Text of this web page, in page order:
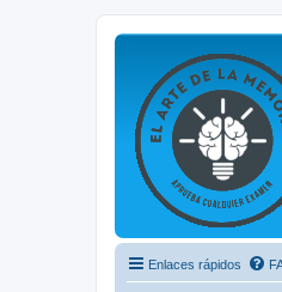
Enlaces rápidos